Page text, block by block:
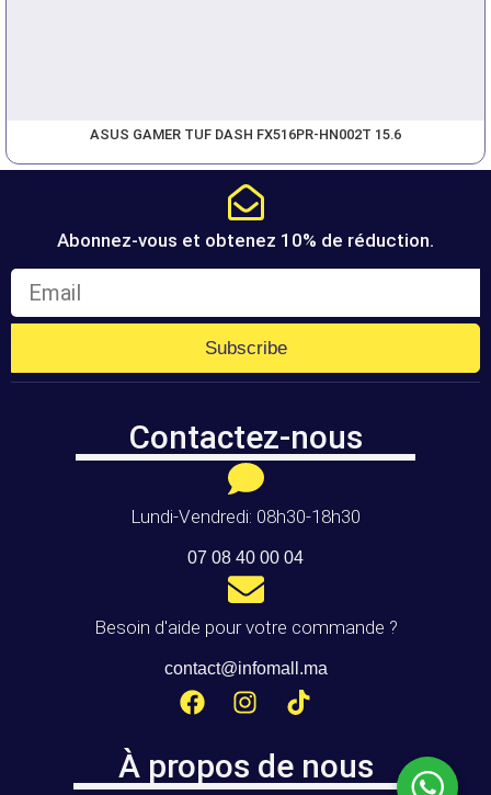
ASUS GAMER TUF DASH FX516PR-HN002T 15.6
Abonnez-vous et obtenez 10% de réduction.
Subscribe
Contactez-nous
Lundi-Vendredi: 08h30-18h30
07 08 40 00 04
Besoin d'aide pour votre commande ?
contact@infomall.ma
À propos de nous